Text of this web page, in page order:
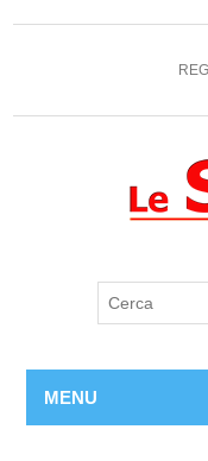
MENU